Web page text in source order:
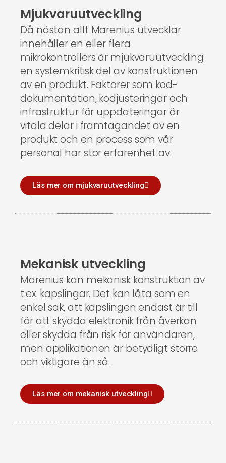
Mjukvaruutveckling
Då nästan allt Marenius utvecklar
innehåller en eller flera
mikrokontrollers är mjukvaruutveckling
en systemkritisk del av konstruktionen
av en produkt. Faktorer som kod-
dokumentation, kodjusteringar och
infrastruktur för uppdateringar är
vitala delar i framtagandet av en
produkt och en process som vår
personal har stor erfarenhet av.
Läs mer om mjukvaruutveckling
Mekanisk utveckling
Marenius kan mekanisk konstruktion av
t.ex. kapslingar. Det kan låta som en
enkel sak, att kapslingen endast är till
för att skydda elektronik från åverkan
eller skydda från risk för användaren,
men applikationen är betydligt större
och viktigare än så.
Läs mer om mekanisk utveckling